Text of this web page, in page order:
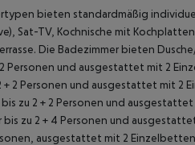
bieten standardmäßig
Sat-TV, Kochnische mit Kochplatten,
Die Badezimmer bieten
Personen und ausgestattet mit 2
+ 2 Personen und ausgestattet mit 2
bis zu 2 + 2 Personen und
bis zu 2 + 4 Personen und
ausgestattet mit 2